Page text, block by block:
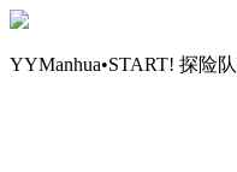
YYManhua•START! 探险